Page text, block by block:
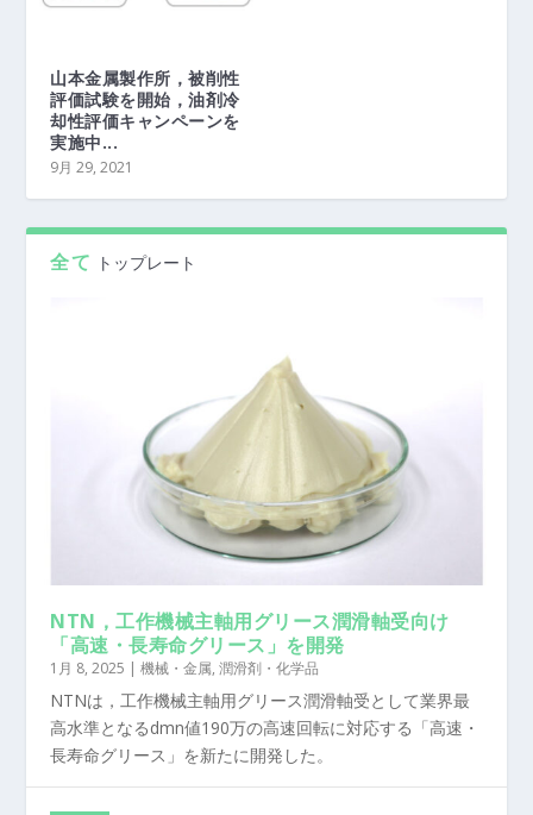
山本金属製作所，被削性
評価試験を開始，油剤冷
却性評価キャンペーンを
実施中...
9月 29, 2021
全て トップレート
NTN，工作機械主軸用グリース潤滑軸受向け
「高速・長寿命グリース」を開発
1月 8, 2025 |機械・金属,潤滑剤・化学品
NTNは，工作機械主軸用グリース潤滑軸受として業界最
高水準となるdmn値190万の高速回転に対応する「高速・
長寿命グリース」を新たに開発した。